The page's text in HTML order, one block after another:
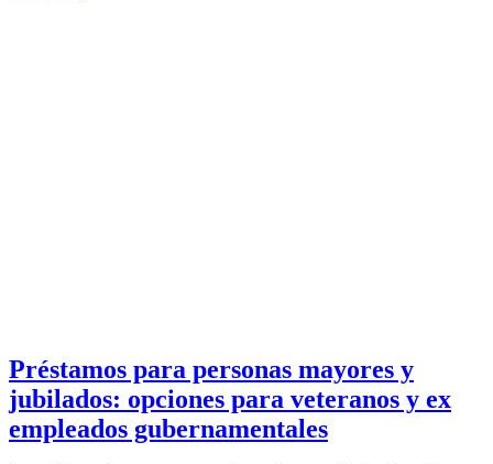
Préstamos para personas mayores y
jubilados: opciones para veteranos y ex
empleados gubernamentales